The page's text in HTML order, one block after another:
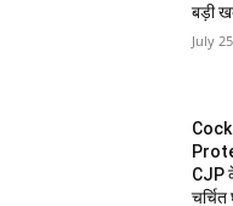
बड़ी
July
CJP